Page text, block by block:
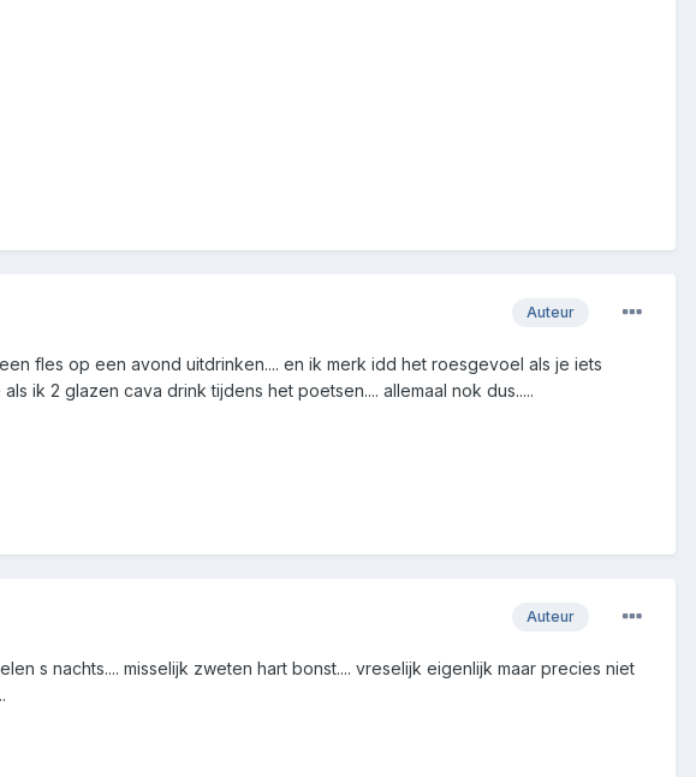
Auteur
fles op een avond uitdrinken.... en ik merk idd het roesgevoel als je iets
ik 2 glazen cava drink tijdens het poetsen.... allemaal nok dus.....
Auteur
s nachts.... misselijk zweten hart bonst.... vreselijk eigenlijk maar precies niet